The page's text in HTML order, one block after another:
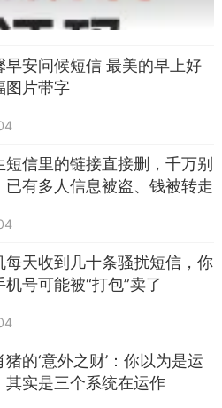
早安问候短信 最美的早上好
图片带字
短信里的链接直接删，千万别
已有多人信息被盗、钱被转走
每天收到几十条骚扰短信，你
机号可能被“打包”卖了
猪的‘意外之财’：你以为是运
其实是三个系统在运作